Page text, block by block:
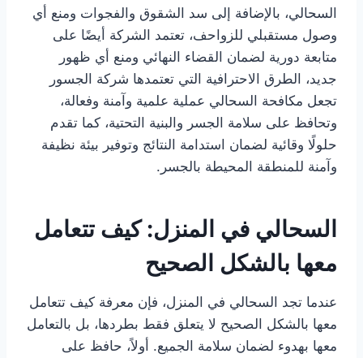
السحالي، بالإضافة إلى سد الشقوق والفجوات ومنع أي
وصول مستقبلي للزواحف، تعتمد الشركة أيضًا على
متابعة دورية لضمان القضاء النهائي ومنع أي ظهور
جديد، الطرق الاحترافية التي تعتمدها شركة الجسور
تجعل مكافحة السحالي عملية علمية وآمنة وفعالة،
وتحافظ على سلامة الجسر والبنية التحتية، كما تقدم
حلولًا وقائية لضمان استدامة النتائج وتوفير بيئة نظيفة
وآمنة للمنطقة المحيطة بالجسر.
السحالي في المنزل: كيف تتعامل
معها بالشكل الصحيح
عندما تجد السحالي في المنزل، فإن معرفة كيف تتعامل
معها بالشكل الصحيح لا يتعلق فقط بطردها، بل بالتعامل
معها بهدوء لضمان سلامة الجميع. أولاً، حافظ على